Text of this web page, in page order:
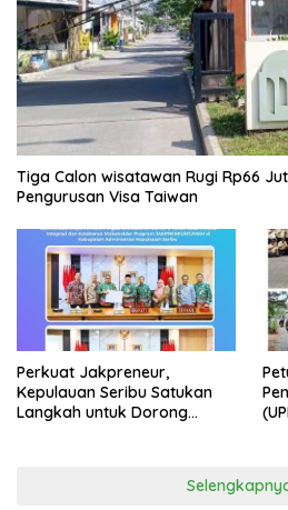
Tiga Calon wisatawan Rugi Rp66
Pengurusan Visa Taiwan
Perkuat Jakpreneur,
Kepulauan Seribu Satukan
Langkah untuk Dorong